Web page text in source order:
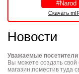
Скачать
Новости
Уважаемые посетители
Вы можете создать свой
магазин,поместив туда